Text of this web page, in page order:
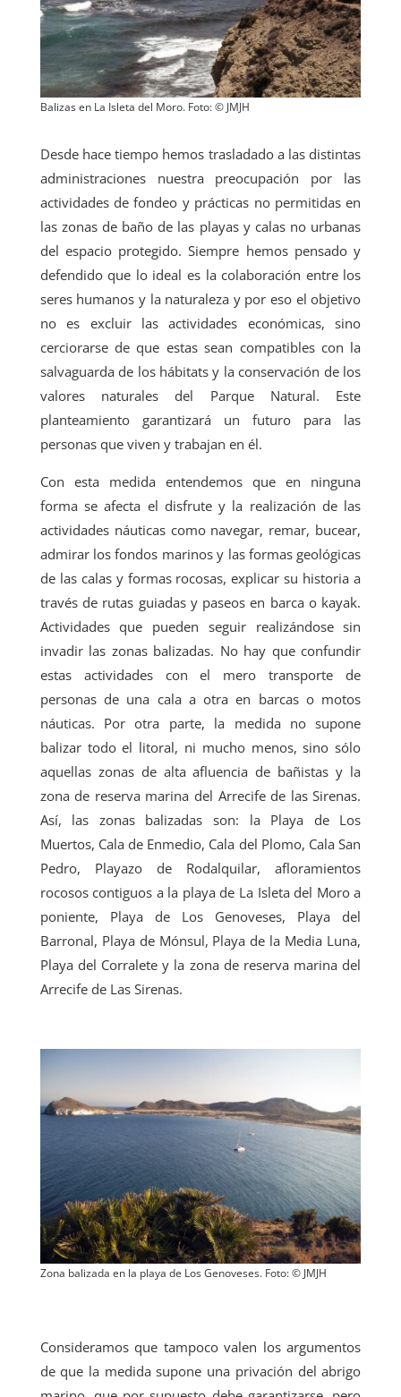
Balizas en La Isleta del Moro. Foto: © JMJH
Desde hace tiempo hemos trasladado a las distintas
administraciones nuestra preocupación por las
actividades de fondeo y prácticas no permitidas en
las zonas de baño de las playas y calas no urbanas
del espacio protegido. Siempre hemos pensado y
defendido que lo ideal es la colaboración entre los
seres humanos y la naturaleza y por eso el objetivo
no es excluir las actividades económicas, sino
cerciorarse de que estas sean compatibles con la
salvaguarda de los hábitats y la conservación de los
valores naturales del Parque Natural. Este
planteamiento garantizará un futuro para las
personas que viven y trabajan en él.
Con esta medida entendemos que en ninguna
forma se afecta el disfrute y la realización de las
actividades náuticas como navegar, remar, bucear,
admirar los fondos marinos y las formas geológicas
de las calas y formas rocosas, explicar su historia a
través de rutas guiadas y paseos en barca o kayak.
Actividades que pueden seguir realizándose sin
invadir las zonas balizadas. No hay que confundir
estas actividades con el mero transporte de
personas de una cala a otra en barcas o motos
náuticas. Por otra parte, la medida no supone
balizar todo el litoral, ni mucho menos, sino sólo
aquellas zonas de alta afluencia de bañistas y la
zona de reserva marina del Arrecife de las Sirenas.
Así, las zonas balizadas son: la Playa de Los
Muertos, Cala de Enmedio, Cala del Plomo, Cala San
Pedro, Playazo de Rodalquilar, afloramientos
rocosos contiguos a la playa de La Isleta del Moro a
poniente, Playa de Los Genoveses, Playa del
Barronal, Playa de Mónsul, Playa de la Media Luna,
Playa del Corralete y la zona de reserva marina del
Arrecife de Las Sirenas.
Zona balizada en la playa de Los Genoveses. Foto: © JMJH
Consideramos que tampoco valen los argumentos
de que la medida supone una privación del abrigo